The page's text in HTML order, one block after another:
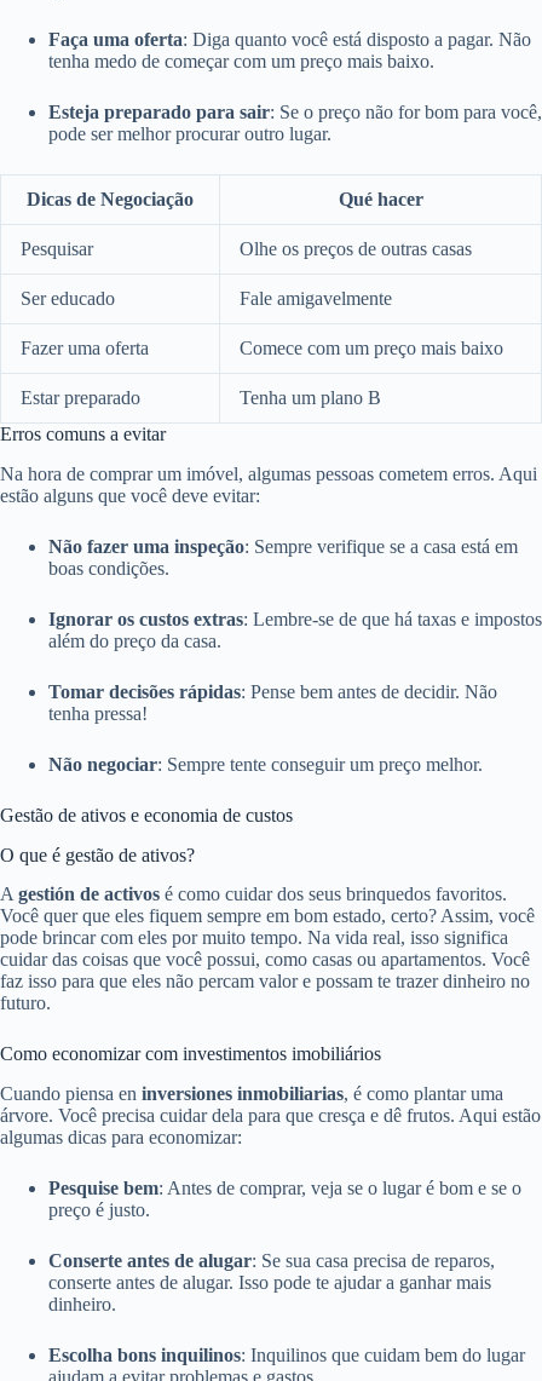
Faça uma oferta: Diga quanto você está disposto a pagar. Não
tenha medo de começar com um preço mais baixo.
Esteja preparado para sair: Se o preço não for bom para você,
pode ser melhor procurar outro lugar.
Dicas de Negociação Qué hacer
Pesquisar Olhe os preços de outras casas
Ser educado Fale amigavelmente
Fazer uma oferta Comece com um preço mais baixo
Estar preparado
Tenha um plano B
Erros comuns a evitar
Na hora de comprar um imóvel, algumas pessoas cometem erros. Aqui
estão alguns que você deve evitar:
Não fazer uma inspeção: Sempre verifique se a casa está em
boas condições.
Ignorar os custos extras: Lembre-se de que há taxas e impostos
além do preço da casa.
Tomar decisões rápidas: Pense bem antes de decidir. Não
tenha pressa!
Não negociar: Sempre tente conseguir um preço melhor.
Gestão de ativos e economia de custos
O que é gestão de ativos?
A gestión de activos é como cuidar dos seus brinquedos favoritos.
Você quer que eles fiquem sempre em bom estado, certo? Assim, você
pode brincar com eles por muito tempo. Na vida real, isso significa
cuidar das coisas que você possui, como casas ou apartamentos. Você
faz isso para que eles não percam valor e possam te trazer dinheiro no
futuro.
Como economizar com investimentos imobiliários
Cuando piensa en inversiones inmobiliarias, é como plantar uma
árvore. Você precisa cuidar dela para que cresça e dê frutos. Aqui estão
algumas dicas para economizar:
Pesquise bem: Antes de comprar, veja se o lugar é bom e se o
preço é justo.
Conserte antes de alugar: Se sua casa precisa de reparos,
conserte antes de alugar. Isso pode te ajudar a ganhar mais
dinheiro.
Escolha bons inquilinos: Inquilinos que cuidam bem do lugar